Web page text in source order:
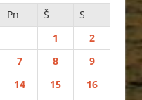
Pn Š
S
1
2
7 8
9
14 15
16